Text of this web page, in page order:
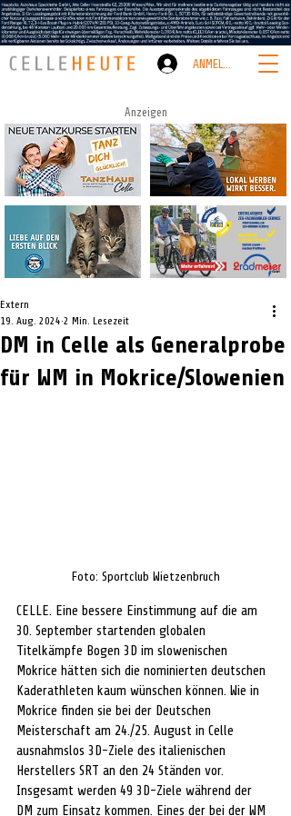
ANMELDEN
Anzeigen
DM in Celle als Generalprobe
für WM in Mokrice/Slowenien
Extern
19. Aug. 2024 2 Min. Lesezeit
Foto: Sportclub Wietzenbruch
CELLE. Eine bessere Einstimmung auf die am
30. September startenden globalen
Titelkämpfe Bogen 3D im slowenischen
Mokrice hätten sich die nominierten deutschen
Kaderathleten kaum wünschen können. Wie in
Mokrice finden sie bei der Deutschen
Meisterschaft am 24./25. August in Celle
ausnahmslos 3D-Ziele des italienischen
Herstellers SRT an den 24 Ständen vor.
Insgesamt werden 49 3D-Ziele während der
DM zum Einsatz kommen. Eines der bei der WM